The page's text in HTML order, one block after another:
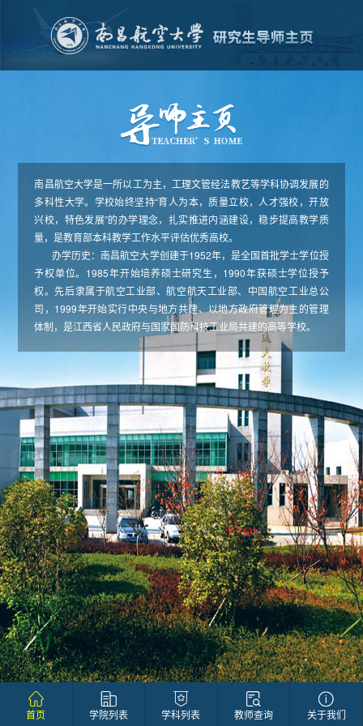
南昌航空大学是一所以工为主，工理文管经法教艺等学科协调发展的
多科性大学。学校始终坚持“育人为本，质量立校，人才强校，开放
兴校，特色发展”的办学理念，扎实推进内涵建设，稳步提高教学质
量，是教育部本科教学工作水平评估优秀高校。
办学历史：南昌航空大学创建于1952年，是全国首批学士学位授
予权单位。1985年开始培养硕士研究生，1990年获硕士学位授予
权。先后隶属于航空工业部、航空航天工业部、中国航空工业总公
司，1999年开始实行中央与地方共建、以地方政府管理为主的管理
体制，是江西省人民政府与国家国防科技工业局共建的高等学校。
首页 学院列表 学科列表 教师查询 关于我们